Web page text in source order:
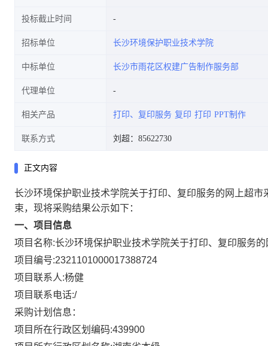
投标截止时间
招标单位 长沙环境保护职业技术学院
中标单位 长沙市雨花区权建广告制作服务部
代理单位
相关产品 打印、复印服务 复印 打印 PPT制作
联系方式 刘超：85622730
正文内容
长沙环境保护职业技术学院关于打印、复印服务的网上超市
束，现将采购结果公示如下：
一、项目信息
项目名称:长沙环境保护职业技术学院关于打印、复印服务
项目编号:2321101000017388724
项目联系人:杨健
项目联系电话:/
采购计划信息：
项目所在行政区划编码:439900